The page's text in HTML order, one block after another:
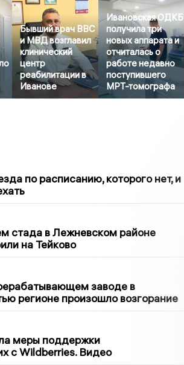
Бывший врач ВВС
и МВД возглавил
клинический
центр
реабилитации в
Иванове
Ивановская ОДКБ
получила три
новых аппарата и
отчиталась о
работе недавно
поступившего
МРТ-томографа
по расписанию, которого нет, и
стада в Лежневском районе
на Тейково
заводе в
регионе произошло возгорание
меры поддержки
с Wildberries. Видео